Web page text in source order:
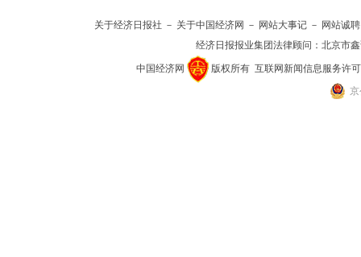
关于经济日报社 － 关于中国经济网 － 网站大事记 － 网站诚聘
经济日报报业集团法律顾问： 北京市
中国经济网 版权所有 互联网新闻信息服务许可
京